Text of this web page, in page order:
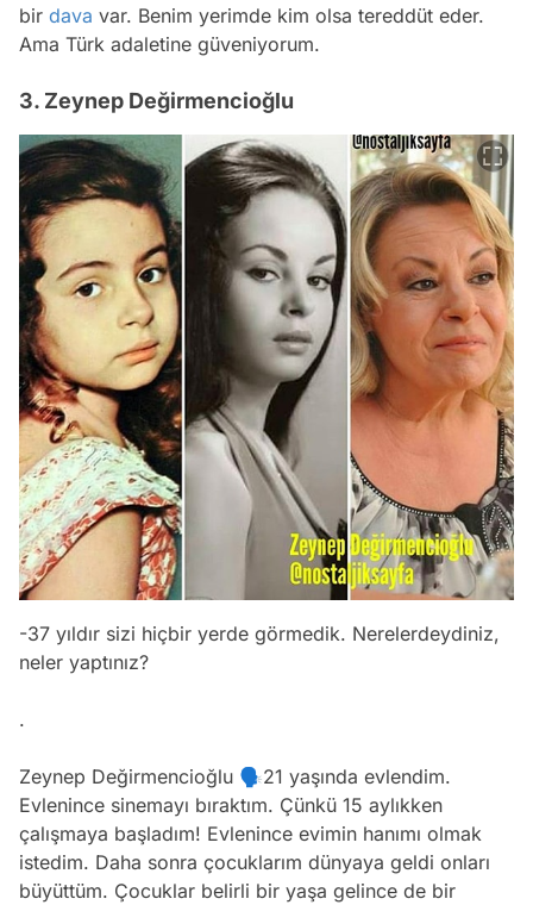
bir dava var. Benim yerimde kim olsa tereddüt eder.
Ama Türk adaletine güveniyorum.
3. Zeynep Değirmencioğlu
-37 yıldır sizi hiçbir yerde görmedik. Nerelerdeydiniz,
neler yaptınız?
.
Zeynep Değirmencioğlu 🗣21 yaşında evlendim.
Evlenince sinemayı bıraktım. Çünkü 15 aylıkken
çalışmaya başladım! Evlenince evimin hanımı olmak
istedim. Daha sonra çocuklarım dünyaya geldi onları
büyüttüm. Çocuklar belirli bir yaşa gelince de bir